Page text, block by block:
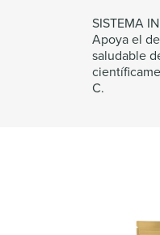
SISTEMA
Apoya el
saludable
C.